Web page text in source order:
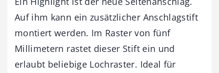
Auf ihm kann ein zusätzlicher Anschlagstift
montiert werden. Im Raster von fünf
Millimetern rastet dieser Stift ein und
erlaubt beliebige Lochraster. Ideal für